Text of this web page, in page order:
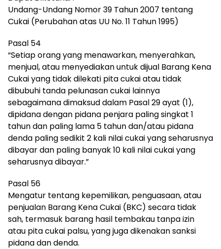
Undang-Undang Nomor 39 Tahun 2007 tentang
Cukai (Perubahan atas UU No. 11 Tahun 1995)
Pasal 54
“Setiap orang yang menawarkan, menyerahkan,
menjual, atau menyediakan untuk dijual Barang Kena
Cukai yang tidak dilekati pita cukai atau tidak
dibubuhi tanda pelunasan cukai lainnya
sebagaimana dimaksud dalam Pasal 29 ayat (1),
dipidana dengan pidana penjara paling singkat 1
tahun dan paling lama 5 tahun dan/atau pidana
denda paling sedikit 2 kali nilai cukai yang seharusnya
dibayar dan paling banyak 10 kali nilai cukai yang
seharusnya dibayar.”
Pasal 56
Mengatur tentang kepemilikan, penguasaan, atau
penjualan Barang Kena Cukai (BKC) secara tidak
sah, termasuk barang hasil tembakau tanpa izin
atau pita cukai palsu, yang juga dikenakan sanksi
pidana dan denda.